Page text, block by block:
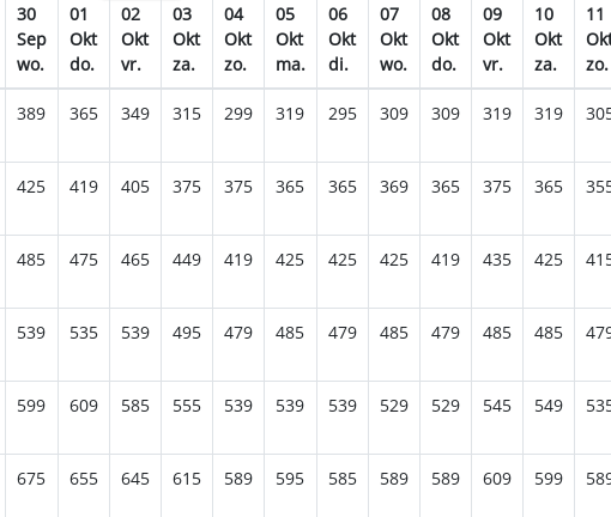
30
Sep
wo.
01
Okt
do.
02
Okt
vr.
03
Okt
za.
04
Okt
zo.
05
Okt
ma.
06
Okt
di.
07
Okt
wo.
08
Okt
do.
09
Okt
vr.
10
Okt
za.
11
zo.
389 365 349 315 299 319 295 309 309 319 319
425 419 405 375 375 365 365 369 365 375 365
485 475 465 449 419 425 425 425 419 435 425
539 535 539 495 479 485 479 485 479 485 485
599 609 585 555 539 539 539 529 529 545 549
675 655 645 615 589 595 585 589 589 609 599